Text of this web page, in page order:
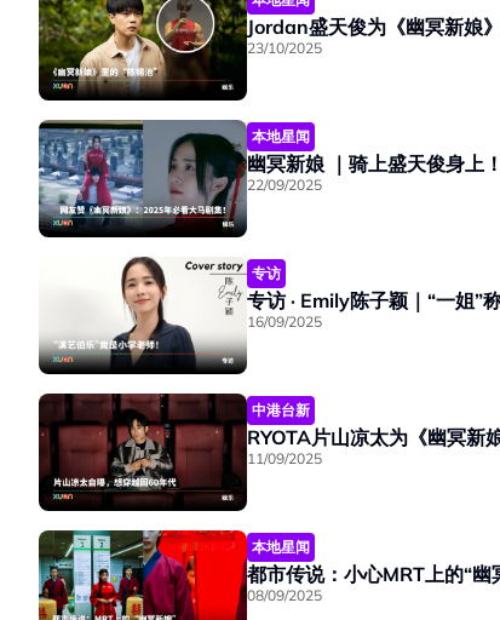
Jordan盛天俊为《幽冥新娘
23/10/2025
本地星闻
幽冥新娘 ｜骑上盛天俊身上
22/09/2025
专访
专访 · Emily陈子颖｜“一姐”
16/09/2025
中港台新
RYOTA片山凉太为《幽冥新
11/09/2025
本地星闻
都市传说：小心MRT上的“幽
08/09/2025